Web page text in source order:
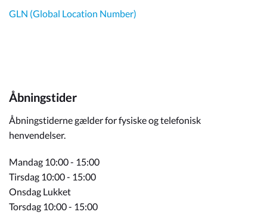
GLN (Global Location Number)
Åbningstider
Åbningstiderne gælder for fysiske og telefonisk
henvendelser.
Mandag 10:00 - 15:00
Tirsdag 10:00 - 15:00
Onsdag Lukket
Torsdag 10:00 - 15:00